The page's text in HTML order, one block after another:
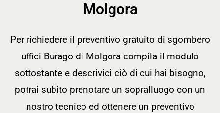
Molgora
Per richiedere il preventivo gratuito di sgombero
uffici Burago di Molgora compila il modulo
sottostante e descrivici ciò di cui hai bisogno,
potrai subito prenotare un sopralluogo con un
nostro tecnico ed ottenere un preventivo